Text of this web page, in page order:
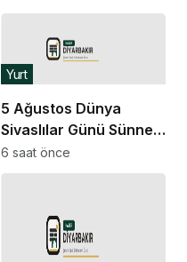
5 Ağustos Dünya
Sivaslılar Günü Sünnet
Etkinliği ve Konseri
coşkuyla kutlandı
Yurt
6 saat önce